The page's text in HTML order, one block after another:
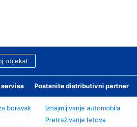
objekat
Postanite distributivni partner
boravak
Iznajmljivanje automobila
Pretraživanje letova